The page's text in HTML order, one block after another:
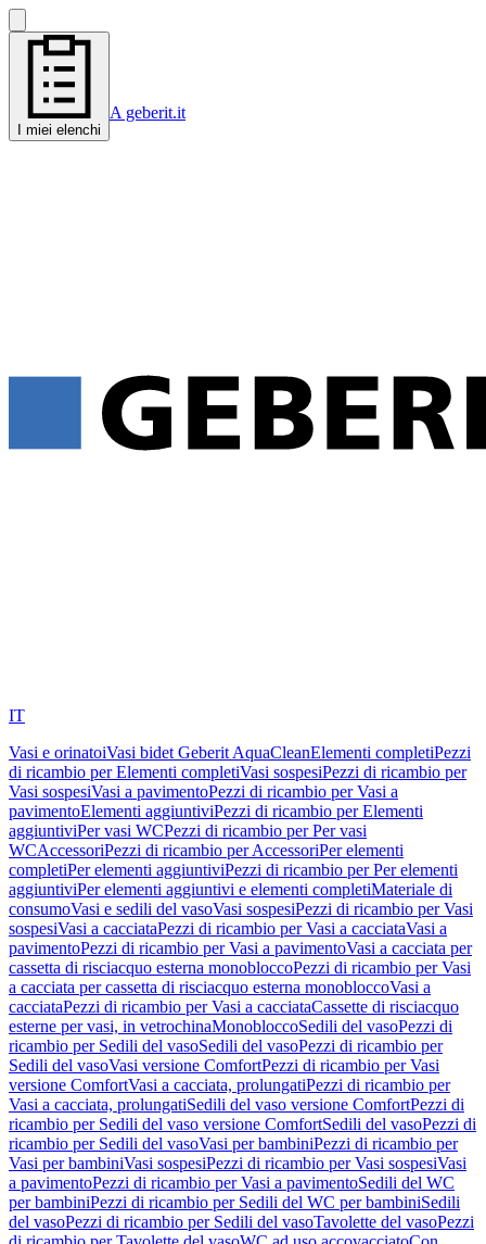
I miei elenchi
A geberit.it
IT
Vasi e orinatoiVasi bidet Geberit AquaCleanElementi completiPezzi
di ricambio per Elementi completiVasi sospesiPezzi di ricambio per
Vasi sospesiVasi a pavimentoPezzi di ricambio per Vasi a
pavimentoElementi aggiuntiviPezzi di ricambio per Elementi
aggiuntiviPer vasi WCPezzi di ricambio per Per vasi
WCAccessoriPezzi di ricambio per AccessoriPer elementi
completiPer elementi aggiuntiviPezzi di ricambio per Per elementi
aggiuntiviPer elementi aggiuntivi e elementi completiMateriale di
consumoVasi e sedili del vasoVasi sospesiPezzi di ricambio per Vasi
sospesiVasi a cacciataPezzi di ricambio per Vasi a cacciataVasi a
pavimentoPezzi di ricambio per Vasi a pavimentoVasi a cacciata per
cassetta di risciacquo esterna monobloccoPezzi di ricambio per Vasi
a cacciata per cassetta di risciacquo esterna monobloccoVasi a
cacciataPezzi di ricambio per Vasi a cacciataCassette di risciacquo
esterne per vasi, in vetrochinaMonobloccoSedili del vasoPezzi di
ricambio per Sedili del vasoSedili del vasoPezzi di ricambio per
Sedili del vasoVasi versione ComfortPezzi di ricambio per Vasi
versione ComfortVasi a cacciata, prolungatiPezzi di ricambio per
Vasi a cacciata, prolungatiSedili del vaso versione ComfortPezzi di
ricambio per Sedili del vaso versione ComfortSedili del vasoPezzi di
ricambio per Sedili del vasoVasi per bambiniPezzi di ricambio per
Vasi per bambiniVasi sospesiPezzi di ricambio per Vasi sospesiVasi
a pavimentoPezzi di ricambio per Vasi a pavimentoSedili del WC
per bambiniPezzi di ricambio per Sedili del WC per bambiniSedili
del vasoPezzi di ricambio per Sedili del vasoTavolette del vasoPezzi